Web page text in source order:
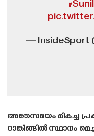
— InsideSport
അതേസമയം മികച്ച
റാങ്കിങ്ങിൽ സ്ഥാനം